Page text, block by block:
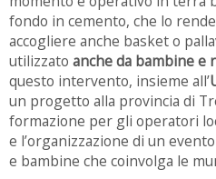
fondo in cemento, che lo
accogliere anche basket o
utilizzato anche da bambine e
questo intervento, insieme all’
un progetto alla provincia di
formazione per gli operatori
e l’organizzazione di un
e bambine che coinvolga le